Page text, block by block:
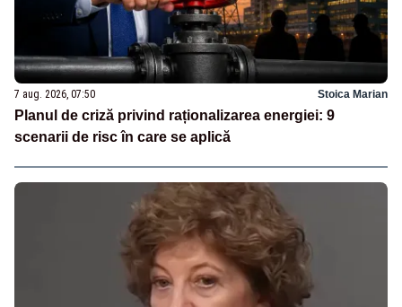
7 aug. 2026, 07:50 Stoica Marian
Planul de criză privind raționalizarea energiei: 9
scenarii de risc în care se aplică